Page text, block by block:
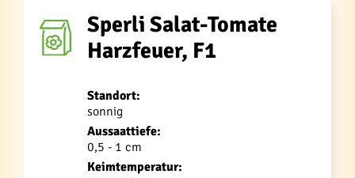
Sperli Salat-Tomate
Harzfeuer, F1
Standort:
sonnig
Aussaattiefe:
0,5 - 1 cm
Keimtemperatur: